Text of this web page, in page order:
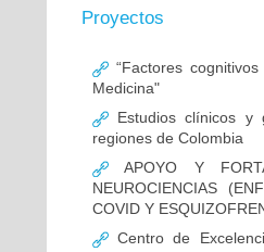
Proyectos
“Factores
Medicina"
Estudios clínicos y
regiones de Colombia
APOYO Y
NEUROCIENCIAS
COVID Y
Centro de